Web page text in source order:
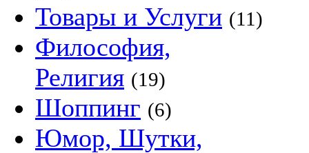
Товары и Услуги (11)
Философия,
Религия (19)
Шоппинг (6)
Юмор, Шутки,